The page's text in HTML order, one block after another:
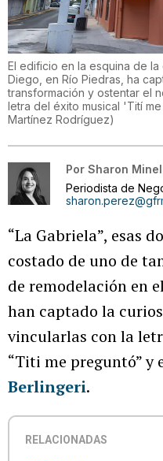
El edificio en la esquina de
Diego, en Río Piedras, ha
transformación y ostentar el
letra del éxito musical 'Tití
Martínez Rodríguez)
Por Sharon
Periodista de
“La Gabriela”, esas
costado de uno de
de remodelación en
han captado la
vincularlas con la
“Titi me preguntó” y
Berlingeri.
RELACIONADAS